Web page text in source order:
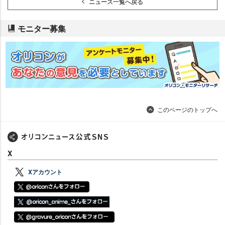
モニター募集
このページのトップへ
X
Xアカウント